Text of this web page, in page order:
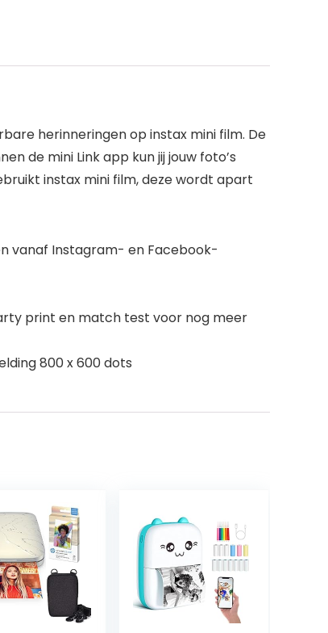
herinneringen op instax mini film. De
de mini Link app kun jij jouw foto’s
instax mini film, deze wordt apart
vanaf Instagram- en Facebook-
print en match test voor nog meer
800 x 600 dots